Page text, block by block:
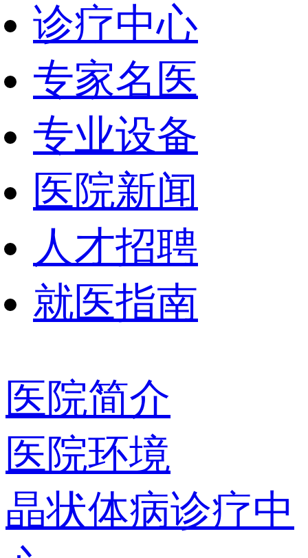
诊疗中心
专家名医
专业设备
医院新闻
人才招聘
就医指南
医院简介
医院环境
晶状体病诊疗中